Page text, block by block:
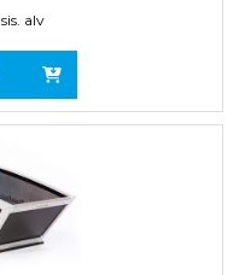
sis. alv